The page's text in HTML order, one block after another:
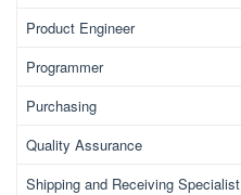
Product Engineer
Programmer
Purchasing
Quality Assurance
Shipping and Receiving Specialist